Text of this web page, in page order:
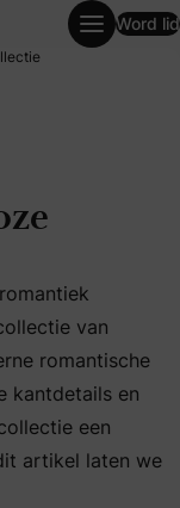
Word lid
van
romantische
kantdetails en
een
artikel laten we